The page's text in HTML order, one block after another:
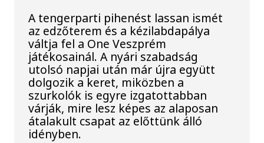
A tengerparti pihenést lassan ismét
az edzőterem és a kézilabdapálya
váltja fel a One Veszprém
játékosainál. A nyári szabadság
utolsó napjai után már újra együtt
dolgozik a keret, miközben a
szurkolók is egyre izgatottabban
várják, mire lesz képes az alaposan
átalakult csapat az előttünk álló
idényben.